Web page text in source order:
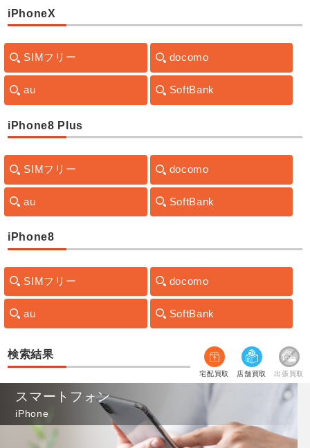
iPhoneX
SIMフリー docomo
au SoftBank
iPhone8 Plus
SIMフリー docomo
au SoftBank
iPhone8
SIMフリー docomo
au SoftBank
検索結果
宅配買取 店舗買取 出張買取
スマートフォン
iPhone